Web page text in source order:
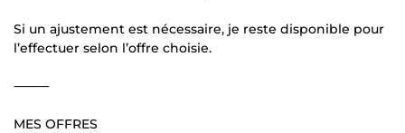
Si un ajustement est nécessaire, je reste disponible pour
l’effectuer selon l’offre choisie.
⸻
MES OFFRES